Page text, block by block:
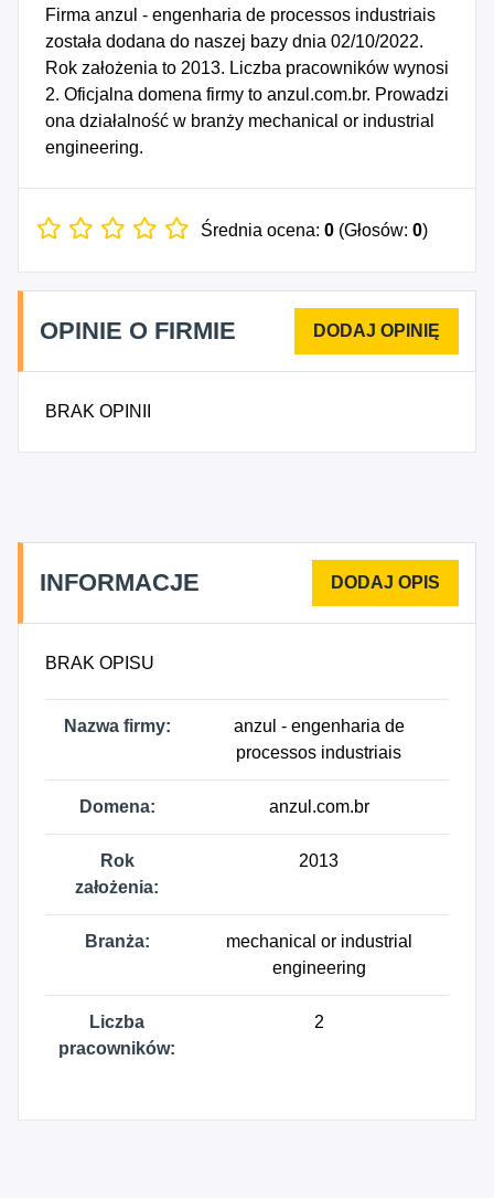
Firma anzul - engenharia de processos industriais
została dodana do naszej bazy dnia 02/10/2022.
Rok założenia to 2013. Liczba pracowników wynosi
2. Oficjalna domena firmy to anzul.com.br. Prowadzi
ona działalność w branży mechanical or industrial
engineering.
Średnia ocena: 0 (Głosów: 0)
OPINIE O FIRMIE
BRAK OPINII
INFORMACJE
BRAK OPISU
Nazwa firmy:
anzul - engenharia de
processos industriais
Domena: anzul.com.br
Rok
założenia:
2013
Branża:
mechanical or industrial
engineering
Liczba
pracowników:
2